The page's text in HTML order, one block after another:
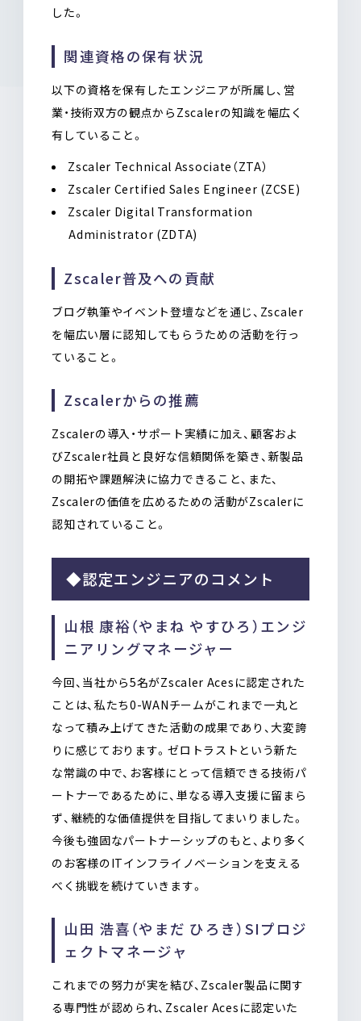
した。
関連資格の保有状況
以下の資格を保有したエンジニアが所属し、営
業・技術双方の観点からZscalerの知識を幅広く
有していること。
Zscaler Technical Associate（ZTA）
Zscaler Certified Sales Engineer (ZCSE)
Zscaler Digital Transformation
Administrator (ZDTA)
Zscaler普及への貢献
ブログ執筆やイベント登壇などを通じ、Zscaler
を幅広い層に認知してもらうための活動を行っ
ていること。
Zscalerからの推薦
Zscalerの導入・サポート実績に加え、顧客およ
びZscaler社員と良好な信頼関係を築き、新製品
の開拓や課題解決に協力できること、また、
Zscalerの価値を広めるための活動がZscalerに
認知されていること。
◆認定エンジニアのコメント
山根 康裕（やまね やすひろ）エンジ
ニアリングマネージャー
今回、当社から5名がZscaler Acesに認定された
ことは、私たち0-WANチームがこれまで一丸と
なって積み上げてきた活動の成果であり、大変誇
りに感じております。ゼロトラストという新た
な常識の中で、お客様にとって信頼できる技術パ
ートナーであるために、単なる導入支援に留まら
ず、継続的な価値提供を目指してまいりました。
今後も強固なパートナーシップのもと、より多く
のお客様のITインフライノベーションを支える
べく挑戦を続けていきます。
山田 浩喜（やまだ ひろき）SIプロジ
ェクトマネージャ
これまでの努力が実を結び、Zscaler製品に関す
る専門性が認められ、Zscaler Acesに認定いた